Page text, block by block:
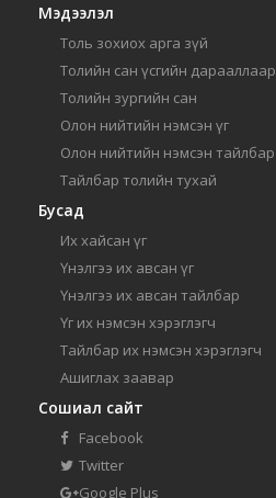
Мэдээлэл
Толь зохиох арга зүй
Толийн сан үсгийн дарааллаар
Толийн зургийн сан
Олон нийтийн нэмсэн үг
Олон нийтийн нэмсэн тайлбар
Тайлбар толийн тухай
Бусад
Их хайсан үг
Үнэлгээ их авсан үг
Үнэлгээ их авсан тайлбар
Үг их нэмсэн хэрэглэгч
Тайлбар их нэмсэн хэрэглэгч
Ашиглах заавар
Сошиал сайт
Facebook
Twitter
Google Plus